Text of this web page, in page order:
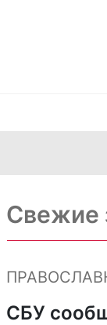
Свежие
СБУ